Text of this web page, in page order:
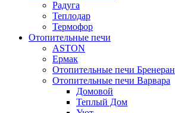
Радуга
Теплодар
Термофор
Отопительные печи
ASTON
Ермак
Отопительные печи Бренеран
Отопительные печи Варвара
Домовой
Теплый Дом